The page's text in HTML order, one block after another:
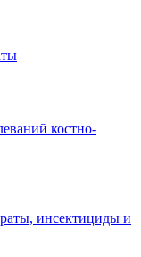
костно-
инсектициды и